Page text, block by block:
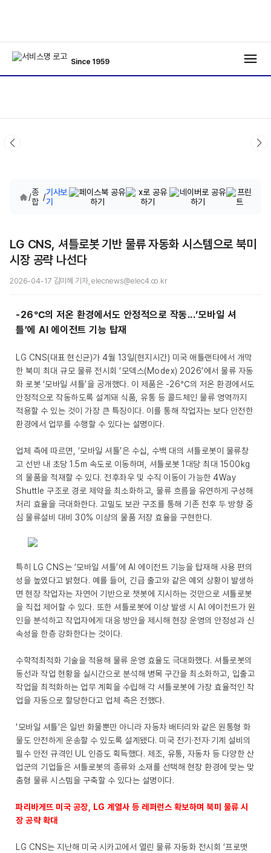
Since 1959
/종
합 /기사보
기
LG CNS, 셔틀로봇 기반 물류 자동화 시스템으로 북미
시장 공략 나선다
2026-04-17 김미혜 기자, elecnews@elec4.co.kr
-26℃의 저온 환경에서도 안정적으로 작동...‘모바일 셔
틀’에 AI 에이전트 기능 탑재
LG CNS(대표 현신균)가 4월 13일(현지시간) 미국 애틀랜타에서 개막
한 북미 최대 규모 물류 전시회 ‘모덱스(Modex) 2026’에서 물류 자동
화 로봇 ‘모바일 셔틀’을 공개했다. 이 제품은 -26℃의 저온 환경에서도
안정적으로 작동하도록 설계돼 식품, 유통 등 콜드체인 물류 영역까지
적용할 수 있는 것이 가장 큰 특징이다. 이를 통해 작업자는 보다 안전한
환경에서 업무를 수행할 수 있다는 설명이다.
업체 측에 따르면, ‘모바일 셔틀’은 수십, 수백 대의 셔틀로봇이 물류창
고 선반 내 초당 1.5m 속도로 이동하며, 셔틀로봇 1대당 최대 1500kg
의 물품을 적재할 수 있다. 전후좌우 및 수직 이동이 가능한 4Way
Shuttle 구조로 경로 제약을 최소화하고, 물류 흐름을 유연하게 구성해
처리 효율을 극대화한다. 고밀도 보관 구조를 통해 기존 전후 두 방향 중
심 물류설비 대비 30% 이상의 물품 저장 효율을 구현한다.
특히 LG CNS는 ‘모바일 셔틀’에 AI 에이전트 기능을 탑재해 사용 편의
성을 높였다고 밝혔다. 예를 들어, 긴급 출고와 같은 예외 상황이 발생하
면 현장 작업자는 자연어 기반으로 챗봇에 지시하는 것만으로 셔틀로봇
을 직접 제어할 수 있다. 또한 셔틀로봇에 이상 발생 시 AI 에이전트가 원
인을 분석하고 작업자에게 대응 방안을 제시해 현장 운영의 안정성과 신
속성을 한층 강화한다는 것이다.
수학적최적화 기술을 적용해 물류 운영 효율도 극대화했다. 셔틀로봇의
동선과 작업 현황을 실시간으로 분석해 병목 구간을 최소화하고, 입출고
작업을 최적화하는 업무 계획을 수립해 각 셔틀로봇에 가장 효율적인 작
업을 자동으로 할당한다고 업체 측은 전했다.
‘모바일 셔틀’은 일반 화물뿐만 아니라 자동차 배터리와 같은 원통형 화
물도 안전하게 운송할 수 있도록 설계됐다. 미국 전기·전자·기계 설비의
필수 안전 규격인 UL 인증도 획득했다. 제조, 유통, 자동차 등 다양한 산
업군의 기업들은 셔틀로봇의 종류와 소재를 선택해 현장 환경에 맞는 맞
춤형 물류 시스템을 구축할 수 있다는 설명이다.
파리바게뜨 미국 공장, LG 계열사 등 레퍼런스 확보하며 북미 물류 시
장 공략 확대
LG CNS는 지난해 미국 시카고에서 열린 물류 자동화 전시회 ‘프로맷